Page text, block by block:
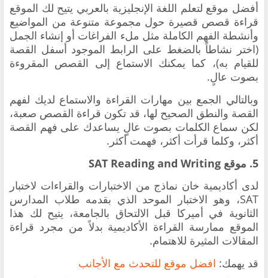
أفضل موقع لتعلم اللغة الإنجليزية بالعربي يتيح لك الموقع
قراءة قصص قصيرة حول مجموعة متنوعة من المواضيع
وأنشطة الفهم الكاملة مثل ملء الفراغات أو إنشاء الجمل
(اختر نشاطاً بالضغط على الرابط الموجود أسفل القصة
للقيام به)، كما يمكنك الاستماع إلى القصص المقروءة
بصوت عالٍ.
وبالتالي الجمع بين مهارات القراءة والاستماع لديك لفهم
القصة والنطق الصحيح لها، قد تكون قراءة القصص صعبة،
لكن سماع الكلمات بصوت عالٍ يساعدك على فهم القصة
أكثر، وكلما قرأت أكثر، فهمت أكثر.
5. موقع SAT Reading and Writing
لدى أكاديمية خان نماذج من الاختبارات والقراءات لاختبار
SAT، وهو الاختبار الموحد الذي بقدمه طلاب المدارس
الثانوية في أميركا قبل الالتحاق بالجامعة، يتيح لك هذا
الموقع ممارسة القراءة الأكاديمية بدلاً من مجرد قراءة
المقالات المثيرة للاهتمام.
قد يهمك: افضل موقع للتحدث مع الأجانب